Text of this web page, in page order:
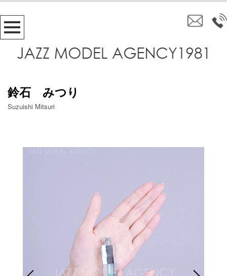
鈴石 みつり
Suzuishi Mitsuri